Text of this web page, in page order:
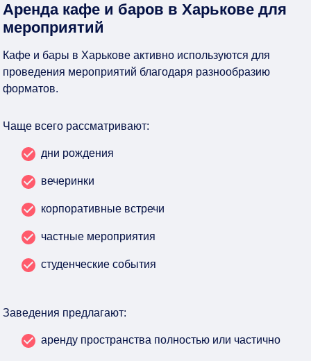
Аренда кафе и баров в Харькове для
мероприятий
Кафе и бары в Харькове активно используются для
проведения мероприятий благодаря разнообразию
форматов.
Чаще всего рассматривают:
дни рождения
вечеринки
корпоративные встречи
частные мероприятия
студенческие события
Заведения предлагают:
аренду пространства полностью или частично